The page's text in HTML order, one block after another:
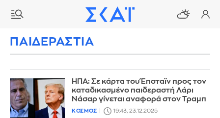
ΠΑΙΔΕΡΑΣΤΙΑ
ΗΠΑ: Σε κάρτα του Έπσταϊν προς τον
καταδικασμένο παιδεραστή Λάρι
Νάσαρ γίνεται αναφορά στον Τραμπ
ΚΟΣΜΟΣ 19:43, 23.12.2025